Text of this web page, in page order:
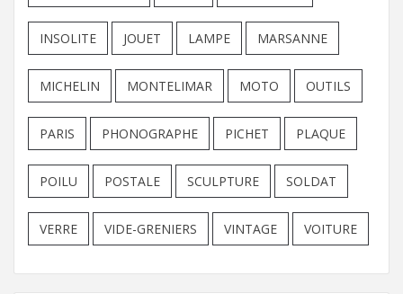
INSOLITE JOUET LAMPE MARSANNE
MICHELIN MONTELIMAR MOTO OUTILS
PARIS PHONOGRAPHE PICHET PLAQUE
POILU POSTALE SCULPTURE SOLDAT
VERRE VIDE-GRENIERS VINTAGE VOITURE